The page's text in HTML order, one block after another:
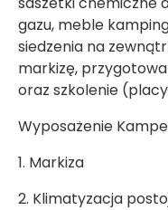
gazu, meble
siedzenia na
markizę,
oraz szkolenie
Wyposażenie
1. Markiza
2. Klimatyzacja